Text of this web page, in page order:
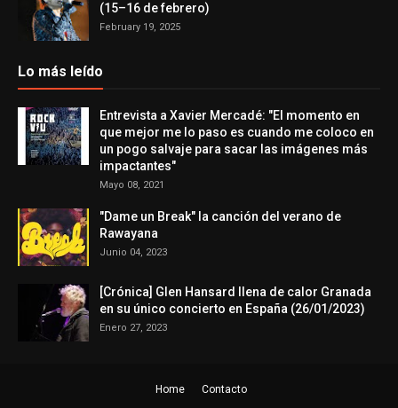
(15–16 de febrero)
February 19, 2025
Lo más leído
Entrevista a Xavier Mercadé: "El momento en
que mejor me lo paso es cuando me coloco en
un pogo salvaje para sacar las imágenes más
impactantes"
Mayo 08, 2021
"Dame un Break" la canción del verano de
Rawayana
Junio 04, 2023
[Crónica] Glen Hansard llena de calor Granada
en su único concierto en España (26/01/2023)
Enero 27, 2023
Home Contacto